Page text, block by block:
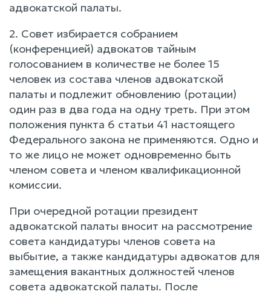
адвокатской палаты.
2. Совет избирается собранием
(конференцией) адвокатов тайным
голосованием в количестве не более 15
человек из состава членов адвокатской
палаты и подлежит обновлению (ротации)
один раз в два года на одну треть. При этом
положения пункта 6 статьи 41 настоящего
Федерального закона не применяются. Одно и
то же лицо не может одновременно быть
членом совета и членом квалификационной
комиссии.
При очередной ротации президент
адвокатской палаты вносит на рассмотрение
совета кандидатуры членов совета на
выбытие, а также кандидатуры адвокатов для
замещения вакантных должностей членов
совета адвокатской палаты. После